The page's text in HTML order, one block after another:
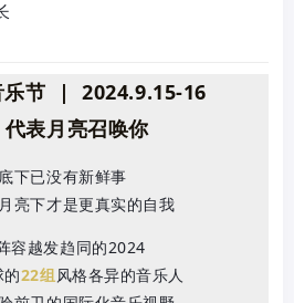
乐节 | 2024.9.15-16
表月亮召唤你
下已没有新鲜事
亮下才是更真实的自我
容越发趋同的2024
22组风格各异的音乐人